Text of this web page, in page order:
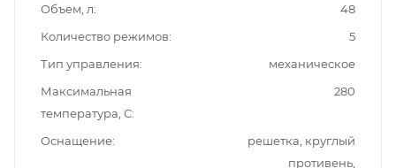
Объем, л
48
Количество режимов
5
Тип управления
механическое
Максимальная
температура, С
280
Оснащение
решетка, круглый
противень,